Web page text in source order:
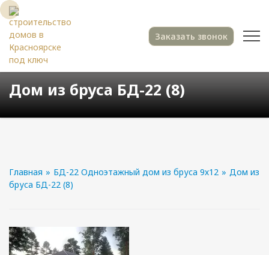
Заказать звонок
Дом из бруса БД-22 (8)
Главная » БД-22 Одноэтажный дом из бруса 9х12 » Дом из
бруса БД-22 (8)